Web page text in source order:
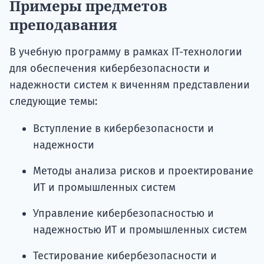
Примеры предметов
преподавания
В учебную программу в рамках IT-технологии
для обеспечения кибербезопасности и
надежности систем к виченням представлении
следующие темы:
Вступление в кибербезопасности и
надежности
Методы анализа рисков и проектирование
ИТ и промышленных систем
Управление кибербезопасностью и
надежностью ИТ и промышленных систем
Тестирование кибербезопасности и